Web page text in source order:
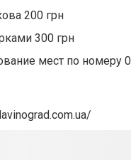
200 грн
300 грн
мест по номеру